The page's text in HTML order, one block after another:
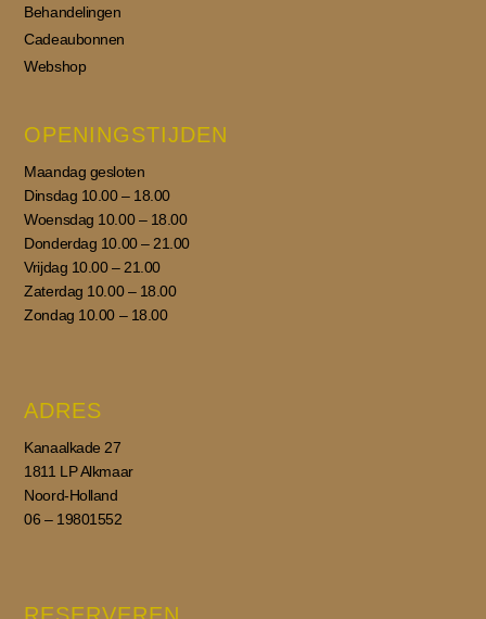
Behandelingen
Cadeaubonnen
Webshop
OPENINGSTIJDEN
Maandag gesloten
Dinsdag 10.00 – 18.00
Woensdag 10.00 – 18.00
Donderdag 10.00 – 21.00
Vrijdag 10.00 – 21.00
Zaterdag 10.00 – 18.00
Zondag 10.00 – 18.00
ADRES
Kanaalkade 27
1811 LP Alkmaar
Noord-Holland
06 – 19801552